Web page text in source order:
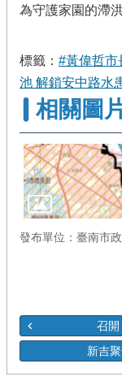
為守護家園的滯
標籤： #黃偉哲市
池 解鎖安中路水
相關圖
發布單位：臺南市
召開
新吉